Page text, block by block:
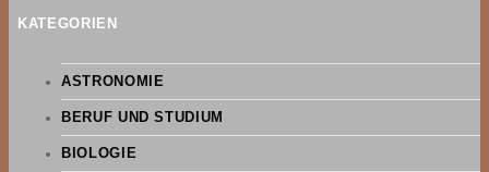
KATEGORIEN
ASTRONOMIE
BERUF UND STUDIUM
BIOLOGIE